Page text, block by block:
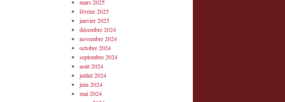
mars 2025
février 2025
janvier 2025
décembre 2024
novembre 2024
octobre 2024
septembre 2024
août 2024
juillet 2024
juin 2024
mai 2024